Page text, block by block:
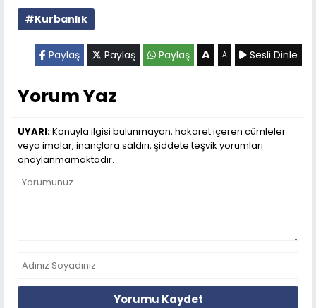
#Kurbanlık
Paylaş Paylaş Paylaş A A Sesli Dinle
Yorum Yaz
UYARI:Konuyla ilgisi bulunmayan, hakaret içeren cümleler
veya imalar, inançlara saldırı, şiddete teşvik yorumları
onaylanmamaktadır.
Yorumu Kaydet